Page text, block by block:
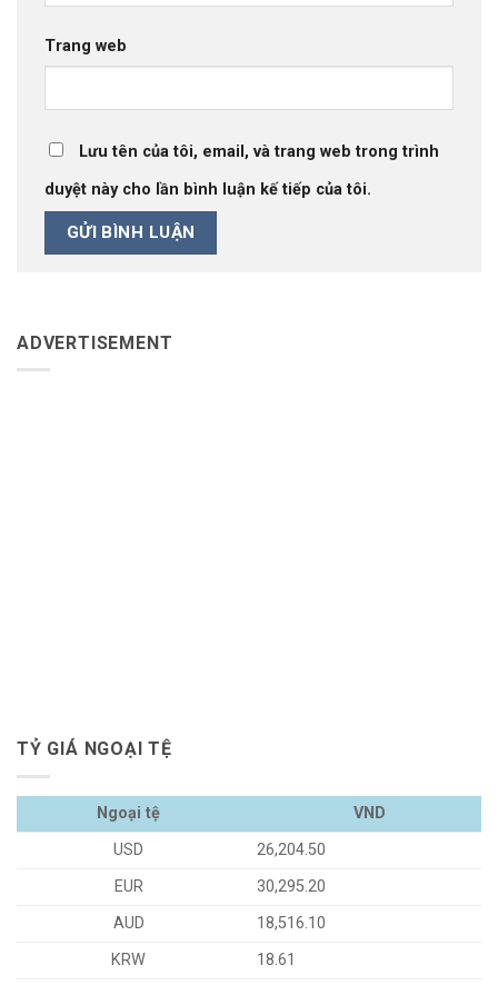
Trang web
Lưu tên của tôi, email, và trang web trong trình
duyệt này cho lần bình luận kế tiếp của tôi.
ADVERTISEMENT
TỶ GIÁ NGOẠI TỆ
Ngoại tệ
VND
USD
26,204.50
EUR
30,295.20
AUD
18,516.10
KRW
18.61